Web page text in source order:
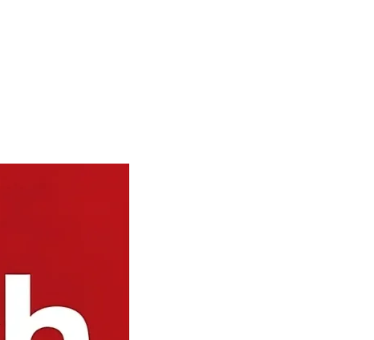
SISTEMAS OPERATIVOS